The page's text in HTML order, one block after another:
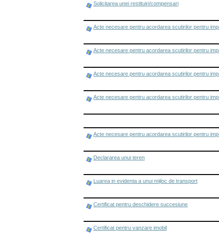
Solicitarea unei restituiri/compensari
Acte necesare pentru acordarea scutirilor pentru
Acte necesare pentru acordarea scutirilor pentru
Acte necesare pentru acordarea scutirilor pentru
Acte necesare pentru acordarea scutirilor pentru
Acte necesare pentru acordarea scutirilor pentru
Declararea unui teren
Luarea in evidenta a unui mijloc de transport
Certificat pentru deschidere succesiune
Certificat pentru vanzare imobil